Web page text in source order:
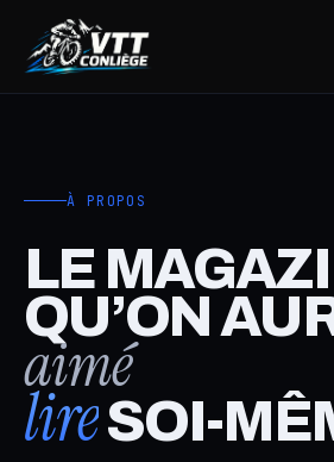
contenu
À PROPOS
LE
QU’ON
aimé
lireSOI-